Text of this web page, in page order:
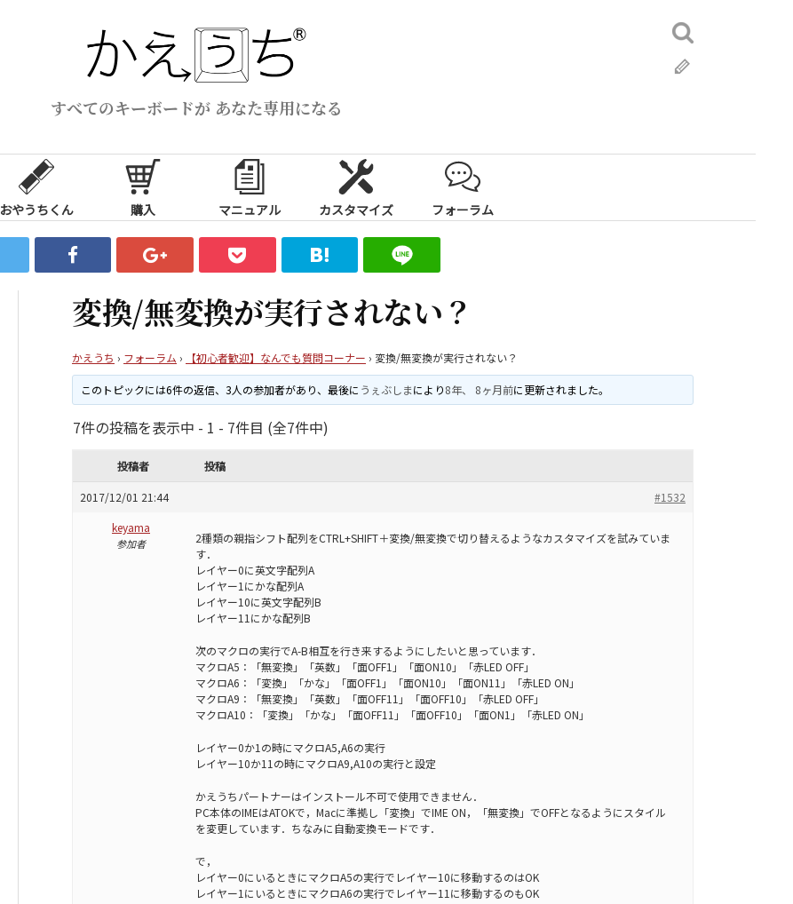
すべてのキーボードが あなた専用になる
検
索:
おやうちくん 購入 マニュアル カスタマイズ フォーラム
変換/無変換が実行されない？
かえうち › フォーラム › 【初心者歓迎】なんでも質問コーナー › 変換/無変換が実行されない？
このトピックには6件の返信、3人の参加者があり、最後に うぇぶしまにより8年、 8ヶ月前に更新されました。
7件の投稿を表示中 - 1 - 7件目 (全7件中)
投稿者 投稿
2017/12/01 21:44
#1532
keyama
参加者
2種類の親指シフト配列をCTRL+SHIFT＋変換/無変換で切り替えるようなカスタマイズを試みていま
す．
レイヤー0に英文字配列A
レイヤー1にかな配列A
レイヤー10に英文字配列B
レイヤー11にかな配列B
次のマクロの実行でA-B相互を行き来するようにしたいと思っています．
マクロA5：「無変換」「英数」「面OFF1」「面ON10」「赤LED OFF」
マクロA6：「変換」「かな」「面OFF1」「面ON10」「面ON11」「赤LED ON」
マクロA9：「無変換」「英数」「面OFF11」「面OFF10」「赤LED OFF」
マクロA10：「変換」「かな」「面OFF11」「面OFF10」「面ON1」「赤LED ON」
レイヤー0か1の時にマクロA5,A6の実行
レイヤー10か11の時にマクロA9,A10の実行と設定
かえうちパートナーはインストール不可で使用できません．
PC本体のIMEはATOKで，Macに準拠し「変換」でIME ON，「無変換」でOFFとなるようにスタイル
を変更しています．ちなみに自動変換モードです．
で，
レイヤー0にいるときにマクロA5の実行でレイヤー10に移動するのはOK
レイヤー1にいるときにマクロA6の実行でレイヤー11に移動するのもOK